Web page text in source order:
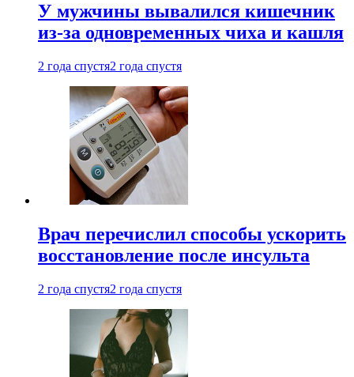
У мужчины вывалился кишечник
из-за одновременных чиха и кашля
2 года спустя2 года спустя
Врач перечислил способы ускорить
восстановление после инсульта
2 года спустя2 года спустя